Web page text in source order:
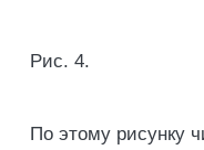
Рис. 4.
По этому рисунку